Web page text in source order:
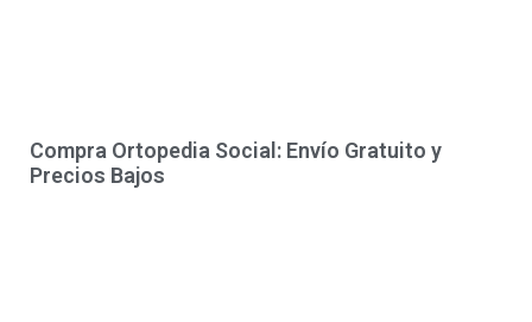
Compra Ortopedia Social: Envío Gratuito y
Precios Bajos